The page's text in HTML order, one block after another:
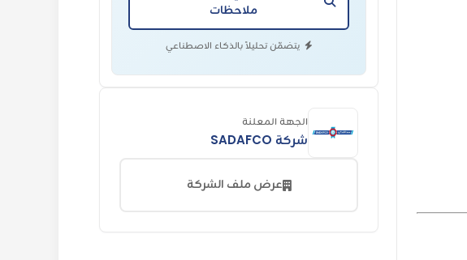
ملاحظات
يتضمّن تحليلاً بالذكاء الاصطناعي
الجهة المعلنة
شركة SADAFCO
عرض ملف الشركة